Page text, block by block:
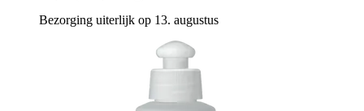
Bezorging uiterlijk op 13. augustus